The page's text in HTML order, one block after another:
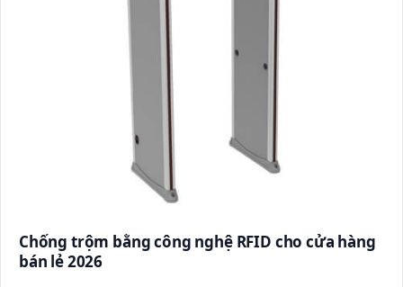
Chống trộm bằng công nghệ RFID cho cửa hàng
bán lẻ 2026